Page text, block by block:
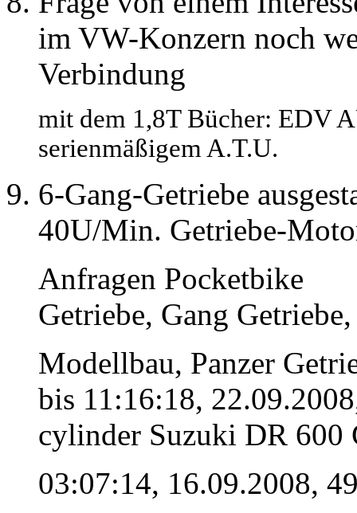
im VW-Konzern noch
Verbindung
mit dem 1,8T Bücher: EDV
serienmäßigem A.T.U.
6-Gang-Getriebe
40U/Min. Getriebe-
Anfragen Pocketbike
Getriebe, Gang
Modellbau, Panzer
bis 11:16:18,
cylinder Suzuki DR 600
03:07:14, 16.09.2008,